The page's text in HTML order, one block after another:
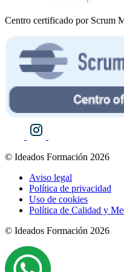
Centro certificado por Scrum
© Ideados Formación 2026
Aviso legal
Política de privacidad
Uso de cookies
Política de Calidad y
© Ideados Formación 2026